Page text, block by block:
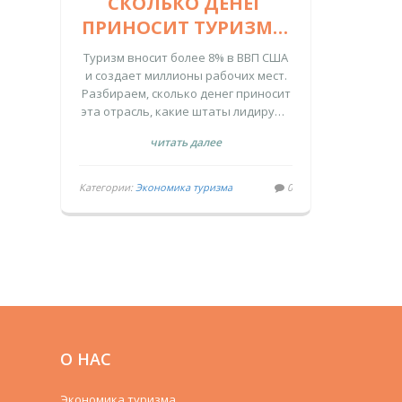
ПРИНОСИТ ТУРИЗМ В
США: ЦИФРЫ, ФАКТЫ
И ВЛИЯНИЕ НА
ЭКОНОМИКУ
Туризм вносит более 8% в ВВП США
и создает миллионы рабочих мест.
Разбираем, сколько денег приносит
эта отрасль, какие штаты лидируют
индустрией.
читать далее
Категории:Экономика туризма 0
О НАС